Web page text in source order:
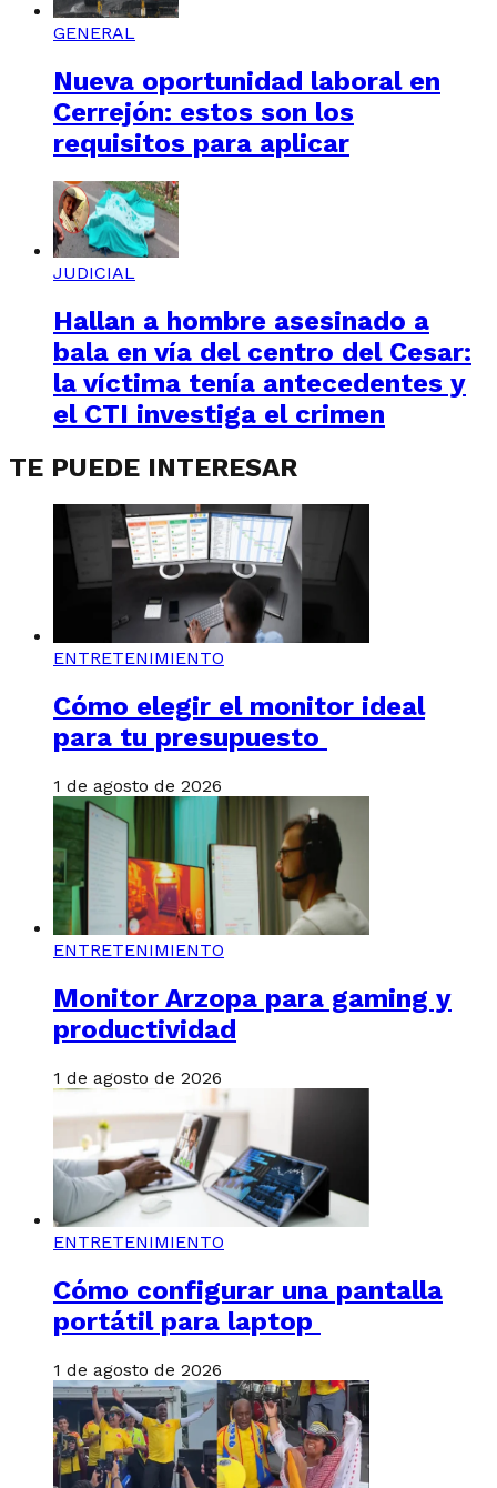
GENERAL
Nueva oportunidad laboral en
Cerrejón: estos son los
requisitos para aplicar
JUDICIAL
Hallan a hombre asesinado a
bala en vía del centro del Cesar:
la víctima tenía antecedentes y
el CTI investiga el crimen
TE PUEDE INTERESAR
ENTRETENIMIENTO
Cómo elegir el monitor ideal
para tu presupuesto
1 de agosto de 2026
ENTRETENIMIENTO
Monitor Arzopa para gaming y
productividad
1 de agosto de 2026
ENTRETENIMIENTO
Cómo configurar una pantalla
portátil para laptop
1 de agosto de 2026